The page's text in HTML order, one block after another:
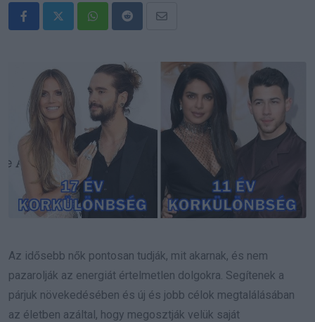
WhatsappRedditShare
Email
Az idősebb nők pontosan tudják, mit akarnak, és nem
pazarolják az energiát értelmetlen dolgokra. Segítenek a
párjuk növekedésében és új és jobb célok megtalálásában
az életben azáltal, hogy megosztják velük saját